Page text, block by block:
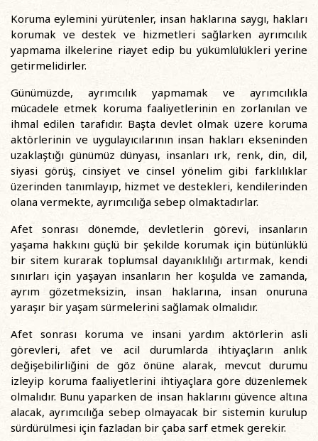
Koruma eylemini yürütenler, insan haklarına saygı, hakları
korumak ve destek ve hizmetleri sağlarken ayrımcılık
yapmama ilkelerine riayet edip bu yükümlülükleri yerine
getirmelidirler.
Günümüzde, ayrımcılık yapmamak ve ayrımcılıkla
mücadele etmek koruma faaliyetlerinin en zorlanılan ve
ihmal edilen tarafıdır. Başta devlet olmak üzere koruma
aktörlerinin ve uygulayıcılarının insan hakları ekseninden
uzaklaştığı günümüz dünyası, insanları ırk, renk, din, dil,
siyasi görüş, cinsiyet ve cinsel yönelim gibi farklılıklar
üzerinden tanımlayıp, hizmet ve destekleri, kendilerinden
olana vermekte, ayrımcılığa sebep olmaktadırlar.
Afet sonrası dönemde, devletlerin görevi, insanların
yaşama hakkını güçlü bir şekilde korumak için bütünlüklü
bir sitem kurarak toplumsal dayanıklılığı artırmak, kendi
sınırları için yaşayan insanların her koşulda ve zamanda,
ayrım gözetmeksizin, insan haklarına, insan onuruna
yaraşır bir yaşam sürmelerini sağlamak olmalıdır.
Afet sonrası koruma ve insani yardım aktörlerin asli
görevleri, afet ve acil durumlarda ihtiyaçların anlık
değişebilirliğini de göz önüne alarak, mevcut durumu
izleyip koruma faaliyetlerini ihtiyaçlara göre düzenlemek
olmalıdır. Bunu yaparken de insan haklarını güvence altına
alacak, ayrımcılığa sebep olmayacak bir sistemin kurulup
sürdürülmesi için fazladan bir çaba sarf etmek gerekir.